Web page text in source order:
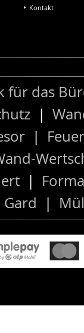
Kontakt
für das
|
|
|
Gard |